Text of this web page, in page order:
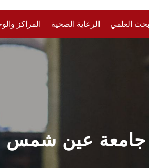
العلمي الرعاية الصحية المراكز
جامعة عين شمس